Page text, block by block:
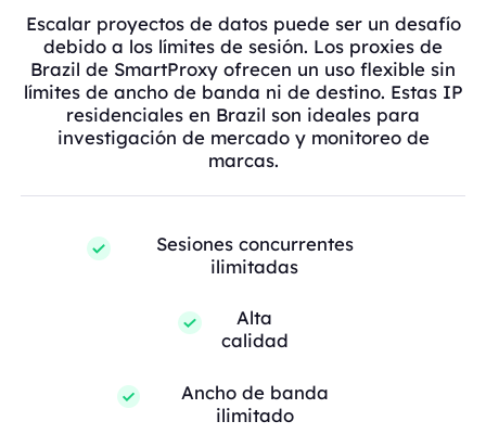
Escalar proyectos de datos puede ser un desafío
debido a los límites de sesión. Los proxies de
Brazil de SmartProxy ofrecen un uso flexible sin
límites de ancho de banda ni de destino. Estas IP
residenciales en Brazil son ideales para
investigación de mercado y monitoreo de
marcas.
Sesiones concurrentes
ilimitadas
Alta
calidad
Ancho de banda
ilimitado